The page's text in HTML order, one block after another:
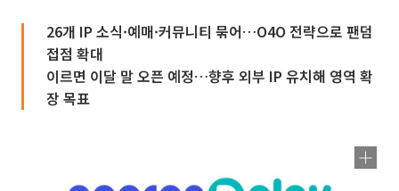
26개 IP 소식·예매·커뮤니티 묶어…O4O 전략으로 팬덤
접점 확대
이르면 이달 말 오픈 예정…향후 외부 IP 유치해 영역 확
장 목표